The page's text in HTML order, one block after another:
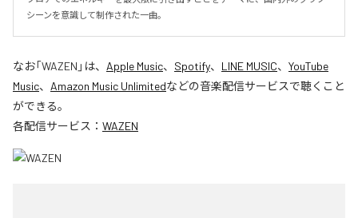
シーンを意識して制作された一曲。
なお「WAZEN 」は、 Apple Music、 Spotify、 LINE MUSIC、 YouTube
Music、 Amazon Music Unlimitedなどの音楽配信サービスで聴くこと
ができる。
各配信サービス： WAZEN